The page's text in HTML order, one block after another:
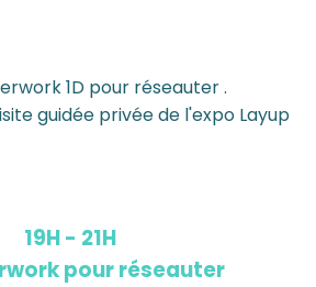
1D pour réseauter .
guidée privée de l'expo Layup
19H - 21H
pour réseauter